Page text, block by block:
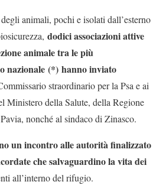
animali, pochi e isolati dall’esterno
dodici associazioni attive
animale tra le più
nazionale (*) hanno inviato
straordinario per la Psa e ai
Ministero della Salute, della Regione
nonché al sindaco di Zinasco.
un incontro alle autorità finalizzato
che salvaguardino la vita dei
all’interno del rifugio.